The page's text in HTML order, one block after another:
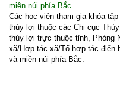
miền núi phía Bắc.
Các học viên tham gia khóa
thủy lợi thuộc các Chi cục
thủy lợi trực thuộc tỉnh, Phòng
xã/Hợp tác xã/Tổ hợp tác điển
và miền núi phía Bắc.